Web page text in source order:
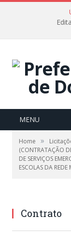
MENU
Home »
(CONTRATAÇÃO
DE SERVIÇOS
ESCOLAS DA
Contrato